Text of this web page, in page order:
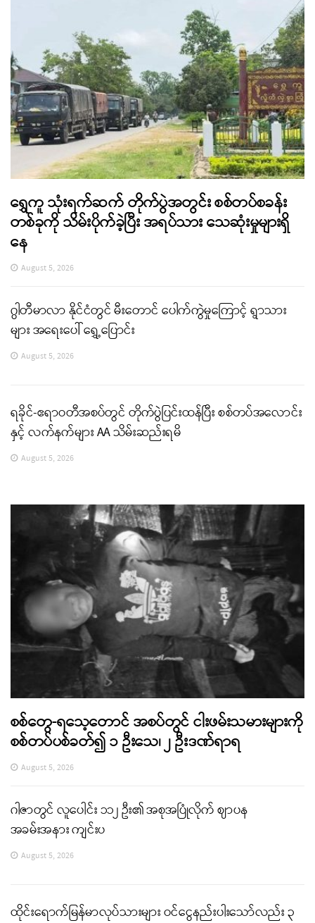
ရွှေကူ သုံးရက်ဆက် တိုက်ပွဲအတွင်း စစ်တပ်စခန်း
တစ်ခုကို သိမ်းပိုက်ခဲ့ပြီး အရပ်သား သေဆုံးမှုများရှိ
နေ
August 5, 2026
ဂွါတီမာလာ နိုင်ငံတွင် မီးတောင် ပေါက်ကွဲမှုကြောင့် ရွာသား
များ အရေးပေါ် ရွှေ့ပြောင်း
August 5, 2026
ရခိုင်-ဧရာဝတီအစပ်တွင် တိုက်ပွဲပြင်းထန်ပြီး စစ်တပ်အလောင်း
နှင့် လက်နက်များ AA သိမ်းဆည်းရမိ
August 5, 2026
စစ်တွေ-ရသေ့တောင် အစပ်တွင် ငါးဖမ်းသမားများကို
စစ်တပ်ပစ်ခတ်၍ ၁ ဦးသေ၊ ၂ ဦးဒဏ်ရာရ
August 5, 2026
ဂါဇာတွင် လူပေါင်း ၁၁၂ ဦး၏ အစုအပြုံလိုက် ဈာပန
အခမ်းအနား ကျင်းပ
August 5, 2026
ထိုင်းရောက်မြန်မာလုပ်သားများ ဝင်ငွေနည်းပါးသော်လည်း ၃